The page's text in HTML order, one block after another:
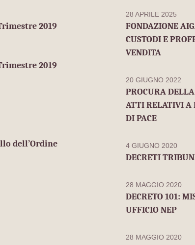
2019
2019
dell’Ordine
28 APRILE 2025
FONDAZIONE
CUSTODI E
VENDITA
20 GIUGNO 2022
PROCURA
ATTI RELATIVI A
DI PACE
4 GIUGNO 2020
DECRETI
28 MAGGIO 2020
DECRETO 101:
UFFICIO NEP
28 MAGGIO 2020